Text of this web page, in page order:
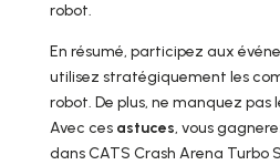
robot.
En résumé, participez aux
utilisez stratégiquement les
robot. De plus, ne manquez pas
Avec ces astuces, vous
dans CATS Crash Arena Turbo